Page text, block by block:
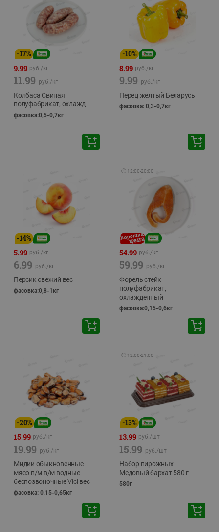
-17%
9.99 руб./кг
11.99 руб./кг
Колбаса Свиная
полуфабрикат, охлажд
фасовка:0,5-0,7кг
-10%
8.99 руб./кг
9.99 руб./кг
Перец желтый Беларусь
фасовка: 0,3-0,7кг
-14%
5.99 руб./кг
6.99 руб./кг
Персик свежий вес
фасовка:0,8-1кг
🕘 12:00-20:00
54.99 руб./кг
59.99 руб./кг
Форель стейк
полуфабрикат,
охлажденный
фасовка:0,15-0,6кг
-20%
15.99 руб./кг
19.99 руб./кг
Мидии обыкновенные
мясо п/м в/м водные
беспозвоночные Vici вес
фасовка: 0,15-0,65кг
🕘 12:00-21:00
-13%
13.99 руб./шт
15.99 руб./шт
Набор пирожных
Медовый бархат 580 г
580г